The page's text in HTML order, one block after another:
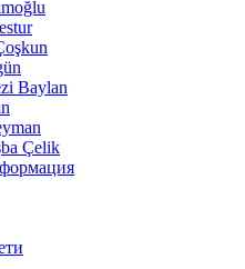
Baylan
Çelik